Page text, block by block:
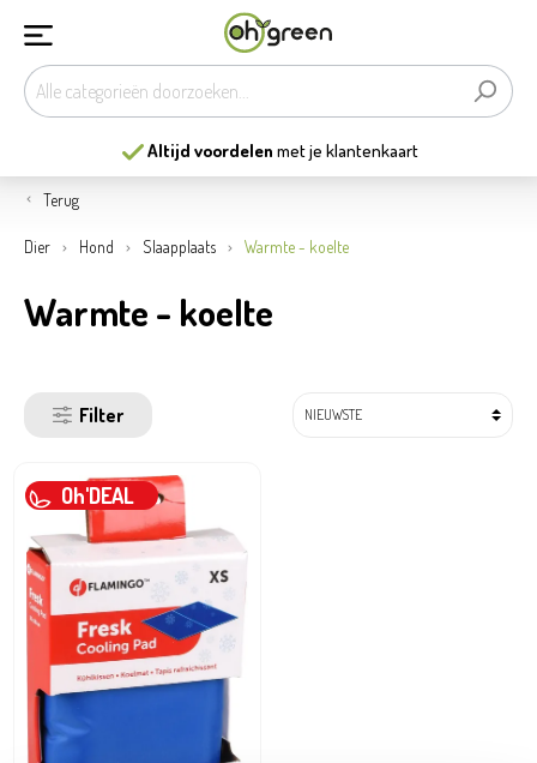
Altijd voordelen met je klantenkaart
Terug
Dier Hond Slaapplaats Warmte - koelte
Warmte - koelte
Filter
Oh'DEAL